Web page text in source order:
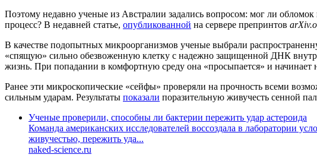
Поэтому недавно ученые из Австралии задались вопросом: мог ли
процесс? В недавней статье, опубликованной на сервере препринтов
В качестве подопытных микроорганизмов ученые выбрали
«спящую» сильно обезвоженную клетку с надежно защищенной ДНК
жизнь. При попадании в комфортную среду она «просыпается» и начинает
Ранее эти микроскопические «сейфы» проверяли на прочность всеми
сильным ударам. Результаты показали поразительную живучесть сенной
Ученые проверили, способны ли бактерии пережить удар астероида
Команда американских исследователей воссоздала в лаборатории
живучестью, пережить уда...
naked-science.ru